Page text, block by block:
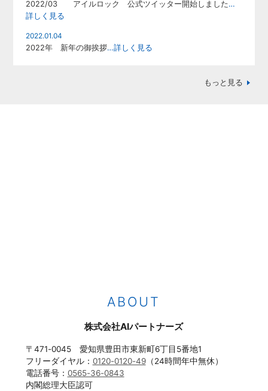
2022/03 アイルロック 公式ツイッター開始しました…
詳しく見る
2022.01.04
2022年 新年の御挨拶…詳しく見る
もっと見る
ABOUT
株式会社AIパートナーズ
〒471-0045 愛知県豊田市東新町6丁目5番地1
フリーダイヤル： 0120-0120-49（24時間年中無休）
電話番号： 0565-36-0843
内閣総理大臣認可